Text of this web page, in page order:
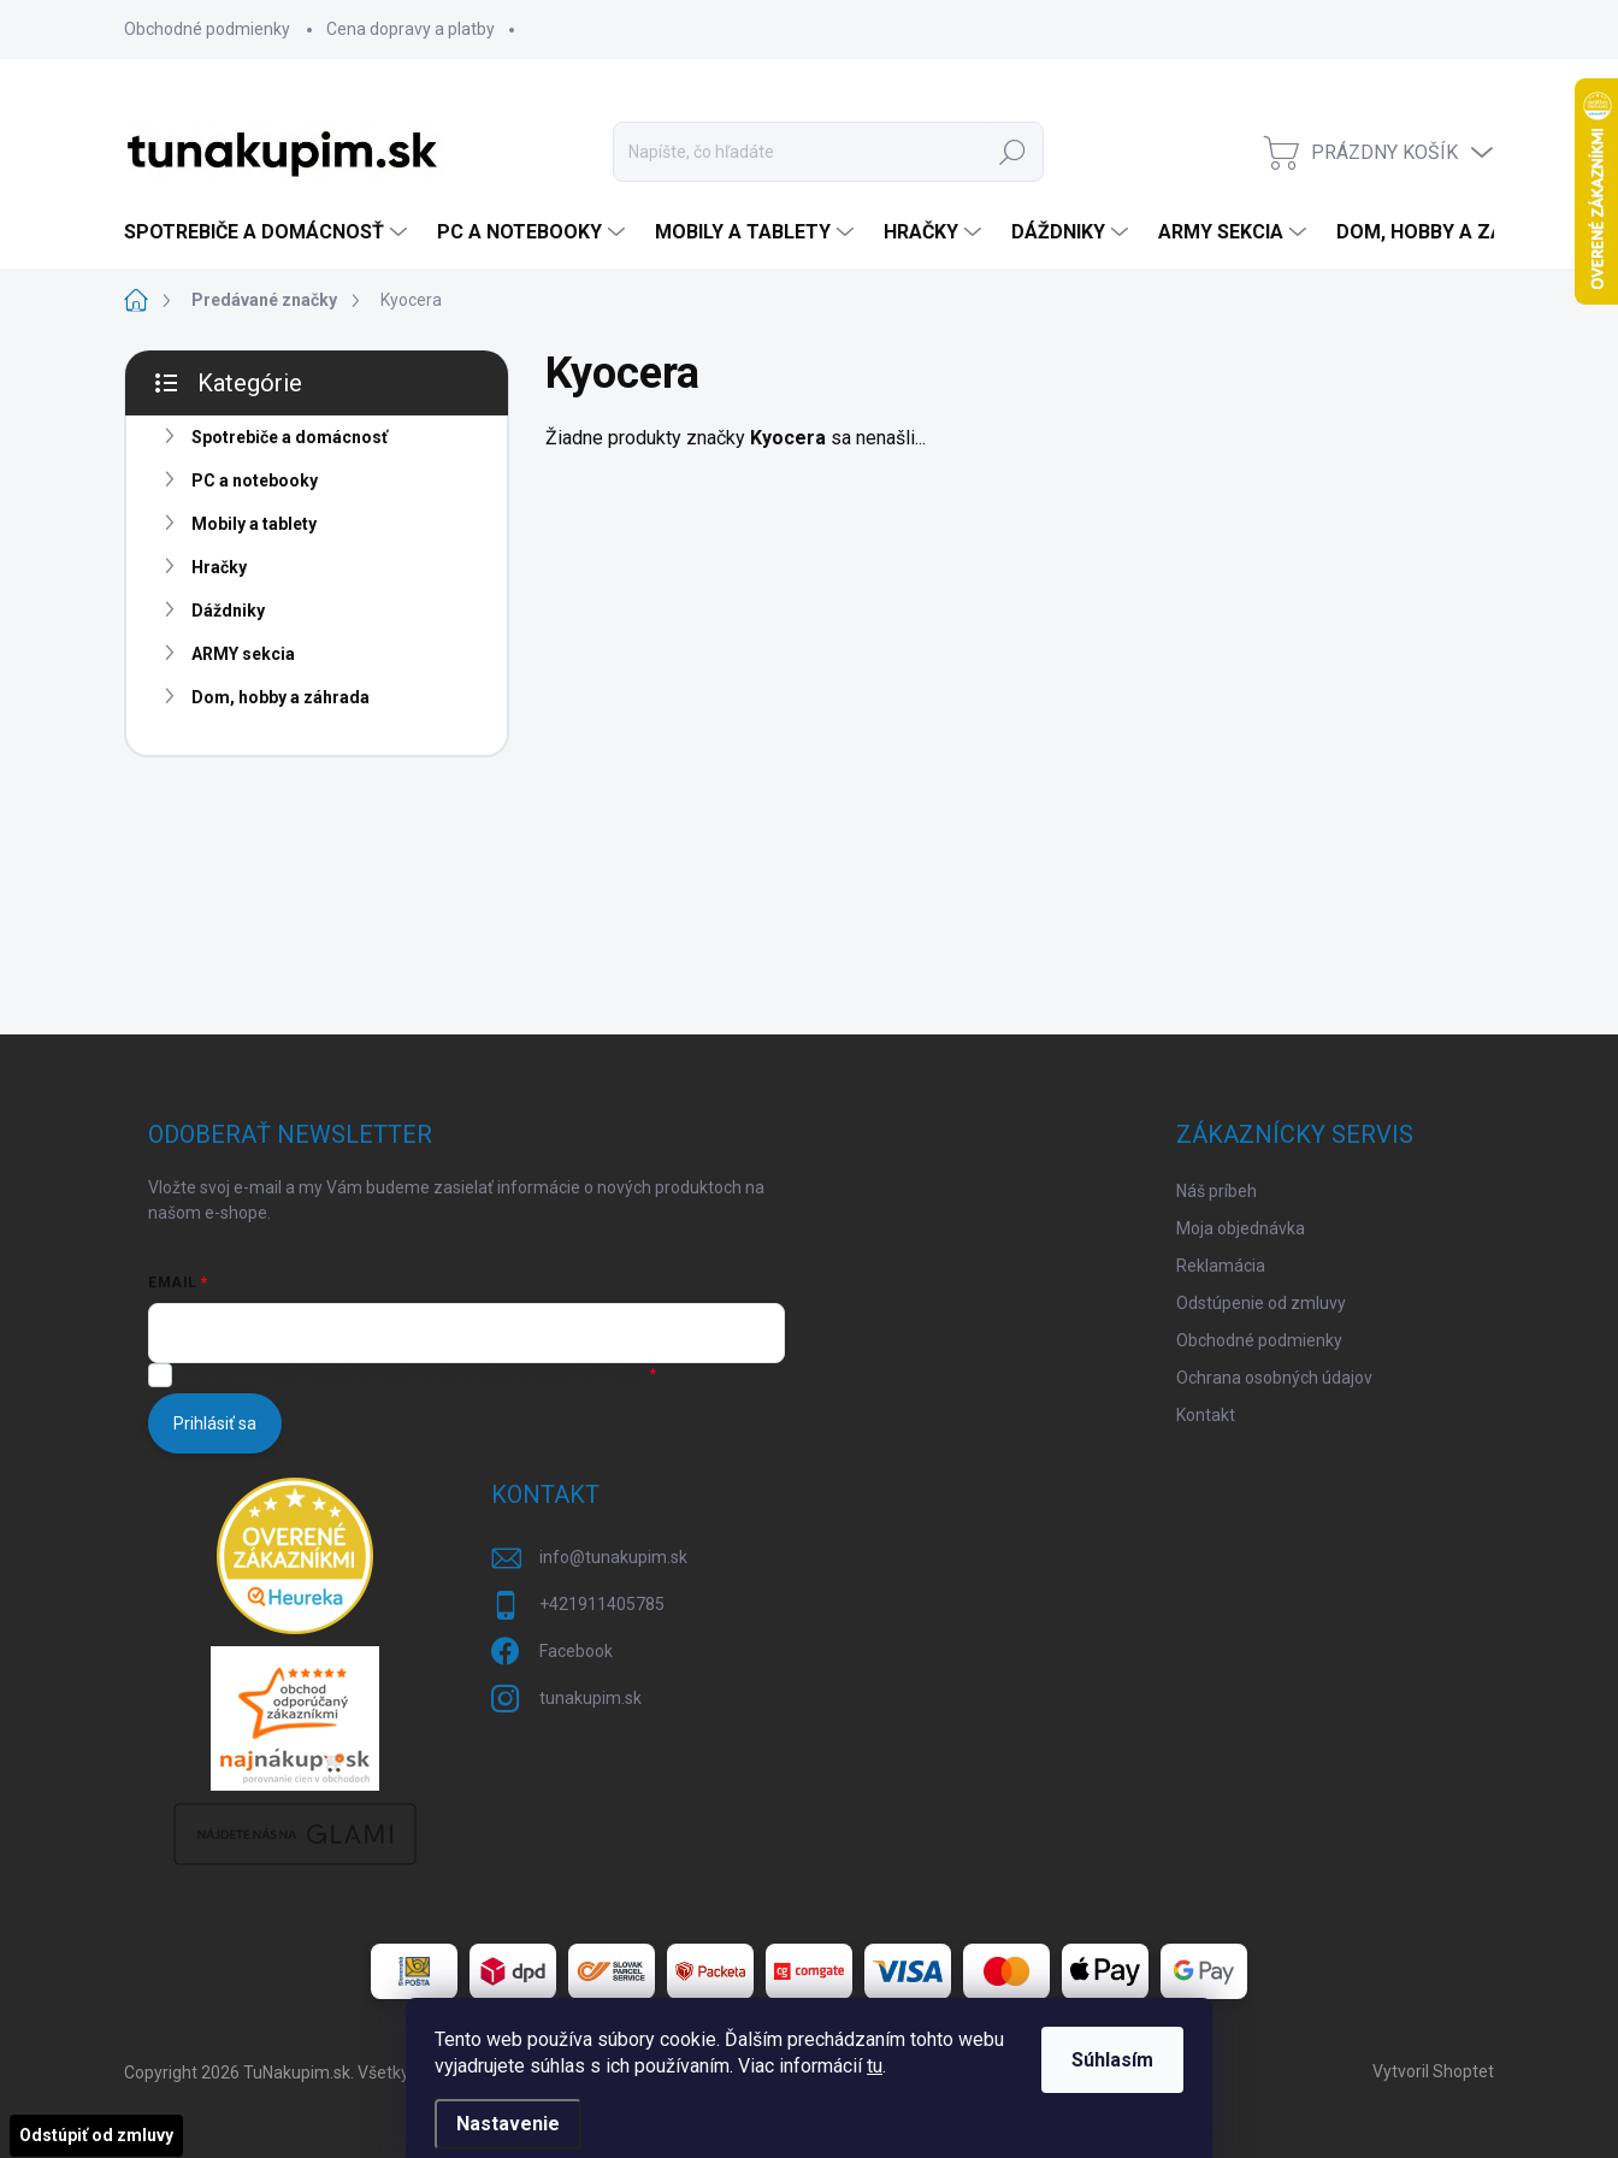
Tento web používa súbory cookie. Ďalším prechádzaním tohto webu
vyjadrujete súhlas s ich používaním. Viac informáciítu.
Nastavenie
Súhlasím
Obchodné podmienky Cena dopravy a platby
Hľadať
NÁKUPNÝ
PRÁZDNY KOŠÍK
SPOTREBIČE A DOMÁCNOSŤ PC A NOTEBOOKY MOBILY A TABLETY HRAČKY DÁŽDNIKY ARMY SEKCIA DOM, HOBBY A ZÁHRADA
DomovPredávané značky Kyocera
B
č
kategórie
Kategórie
Spotrebiče a domácnosť
PC a notebooky
Mobily a tablety
Hračky
Dáždniky
ARMY sekcia
Dom, hobby a záhrada
Kyocera
Žiadne produkty značky Kyocera sa nenašli...
ODOBERAŤ NEWSLETTER
Vložte svoj e-mail a my Vám budeme zasielať informácie o nových produktoch na
našom e-shope.
EMAIL
Prihlásiť sa
ZÁKAZNÍCKY SERVIS
Náš príbeh
Moja objednávka
Reklamácia
Odstúpenie od zmluvy
Obchodné podmienky
Ochrana osobných údajov
Kontakt
KONTAKT
info@tunakupim.sk
+421911405785
Facebook
tunakupim.sk
Vytvoril Shoptet
Copyright 2026 TuNakupim.sk . Všetky práva vyhradené.Upraviť nastavenie cookies
Odstúpiť od zmluvy